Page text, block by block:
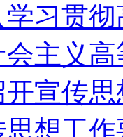
习贯
主义
宣传
想工作